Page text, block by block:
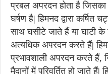
प्रबल अपरदन होता है
घर्षण है| हिमनद द्वारा कर्षित
साथ घसीटे जाते हैं या घाटी के
अत्यधिक अपरदन करते हैं|
प्रभावशाली अपरदन करते हैं,
मैदानों में परिवर्तित हो जाते